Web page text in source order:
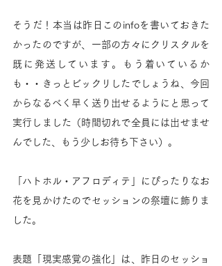
そうだ！本当は昨日このinfoを書いておきた
かったのですが、一部の方々にクリスタルを
既に発送しています。もう着いているか
も・・きっとビックリしたでしょうね、今回
からなるべく早く送り出せるようにと思って
実行しました（時間切れで全員には出せませ
んでした、もう少しお待ち下さい）。
「ハトホル・アフロディテ」にぴったりなお
花を見かけたのでセッションの祭壇に飾りま
した。
表題「現実感覚の強化」は、昨日のセッショ